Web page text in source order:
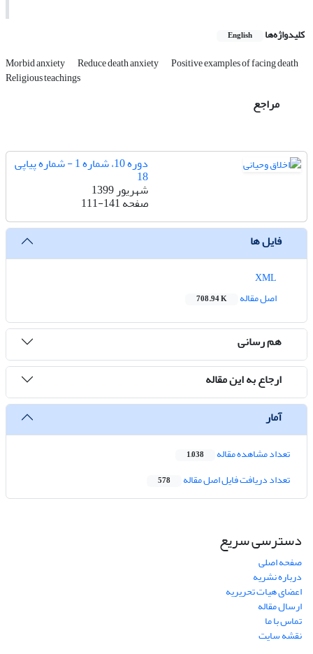
کلیدواژه‌ها English
Morbid anxiety Reduce death anxiety Positive examples of facing death
Religious teachings
مراجع
دوره 10، شماره 1 - شماره پیاپی
18
شهریور 1399
صفحه111-141
فایل ها
اصل مقاله
708.94 K
هم رسانی
ارجاع به این مقاله
آمار
تعداد مشاهده مقاله 1,038
تعداد دریافت فایل اصل مقاله 578
دسترسی سریع
صفحه اصلی
درباره نشریه
اعضای هیات تحریریه
ارسال مقاله
تماس با ما
نقشه سایت